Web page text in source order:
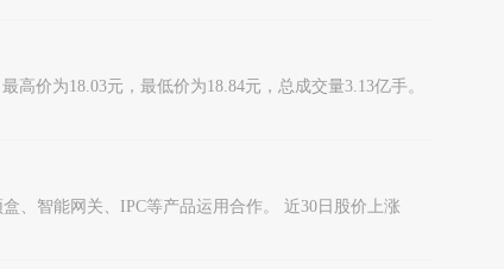
价为18.03元，最低价为18.84元，总成交量3.13亿手。
、智能网关、IPC等产品运用合作。 近30日股价上涨